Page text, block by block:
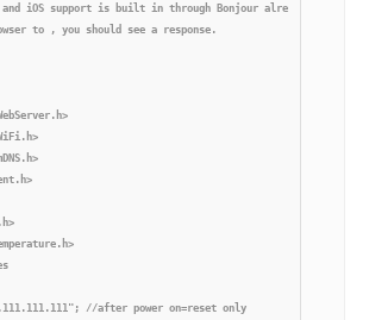
iOS support is built in through Bonjour already.
to , you should see a response.
//after power on=reset only